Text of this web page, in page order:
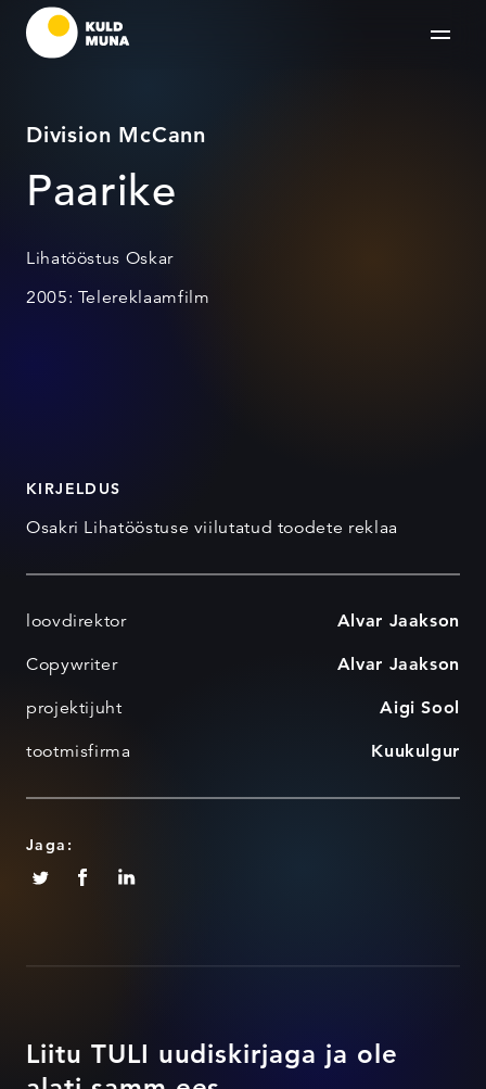
Division McCann
Paarike
Lihatööstus Oskar
2005: Telereklaamfilm
KIRJELDUS
Osakri Lihatööstuse viilutatud toodete reklaa
loovdirektor Alvar Jaakson
Copywriter Alvar Jaakson
projektijuht Aigi Sool
tootmisfirma Kuukulgur
Jaga:
Liitu TULI uudiskirjaga ja ole